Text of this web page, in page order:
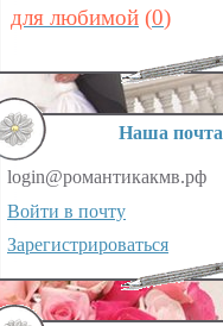
для любимой (0)
Наша почта
login@романтикакмв.рф
Войти в почту
Зарегистрироваться